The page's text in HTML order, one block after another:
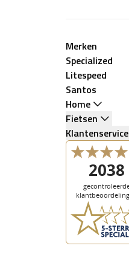
Merken
Specialized
Litespeed
Santos
Home
Fietsen
Klantenservice